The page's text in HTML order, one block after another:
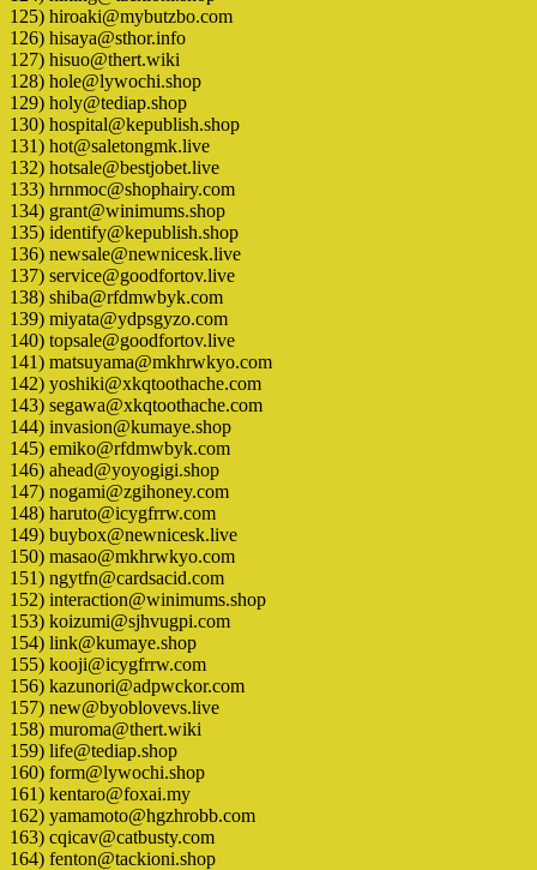
125) hiroaki@mybutzbo.com
126) hisaya@sthor.info
127) hisuo@thert.wiki
128) hole@lywochi.shop
129) holy@tediap.shop
130) hospital@kepublish.shop
131) hot@saletongmk.live
132) hotsale@bestjobet.live
133) hrnmoc@shophairy.com
134) grant@winimums.shop
135) identify@kepublish.shop
136) newsale@newnicesk.live
137) service@goodfortov.live
138) shiba@rfdmwbyk.com
139) miyata@ydpsgyzo.com
140) topsale@goodfortov.live
141) matsuyama@mkhrwkyo.com
142) yoshiki@xkqtoothache.com
143) segawa@xkqtoothache.com
144) invasion@kumaye.shop
145) emiko@rfdmwbyk.com
146) ahead@yoyogigi.shop
147) nogami@zgihoney.com
148) haruto@icygfrrw.com
149) buybox@newnicesk.live
150) masao@mkhrwkyo.com
151) ngytfn@cardsacid.com
152) interaction@winimums.shop
153) koizumi@sjhvugpi.com
154) link@kumaye.shop
155) kooji@icygfrrw.com
156) kazunori@adpwckor.com
157) new@byoblovevs.live
158) muroma@thert.wiki
159) life@tediap.shop
160) form@lywochi.shop
161) kentaro@foxai.my
162) yamamoto@hgzhrobb.com
163) cqicav@catbusty.com
164) fenton@tackioni.shop